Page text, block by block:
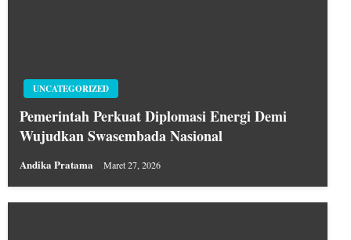
UNCATEGORIZED
Pemerintah Perkuat Diplomasi Energi Demi
Wujudkan Swasembada Nasional
Andika Pratama Maret 27, 2026